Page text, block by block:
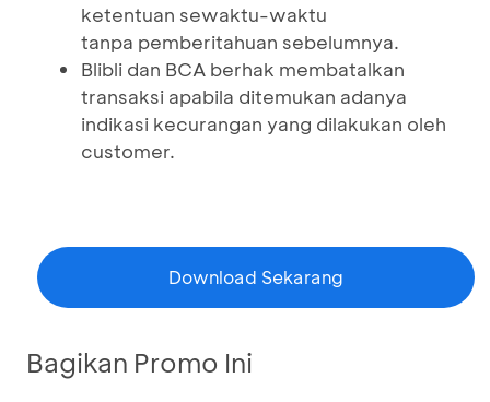
ketentuan sewaktu-waktu
tanpa pemberitahuan sebelumnya.
Blibli dan BCA berhak membatalkan
transaksi apabila ditemukan adanya
indikasi kecurangan yang dilakukan oleh
customer.
Download Sekarang
Bagikan Promo Ini